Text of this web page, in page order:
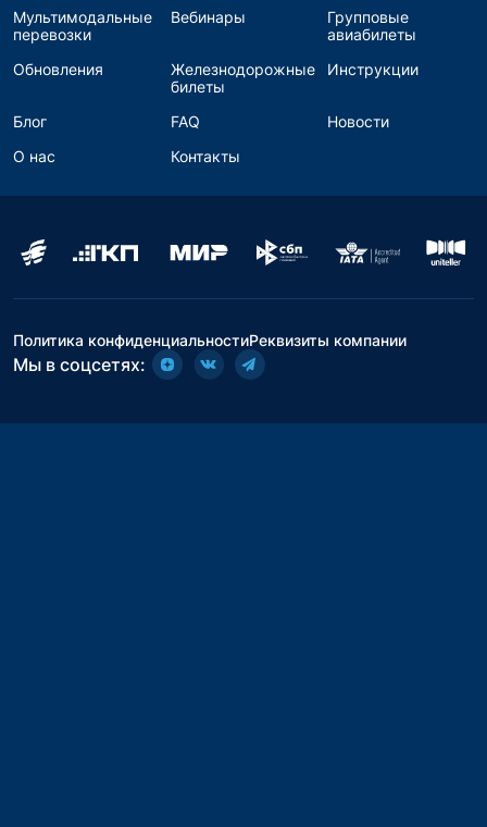
Мультимодальные
перевозки
Вебинары
Групповые
авиабилеты
Обновления
Железнодорожные
билеты
Инструкции
Блог FAQ
Новости
О нас
Контакты
Политика конфиденциальностиРеквизиты компании
Мы в соцсетях: